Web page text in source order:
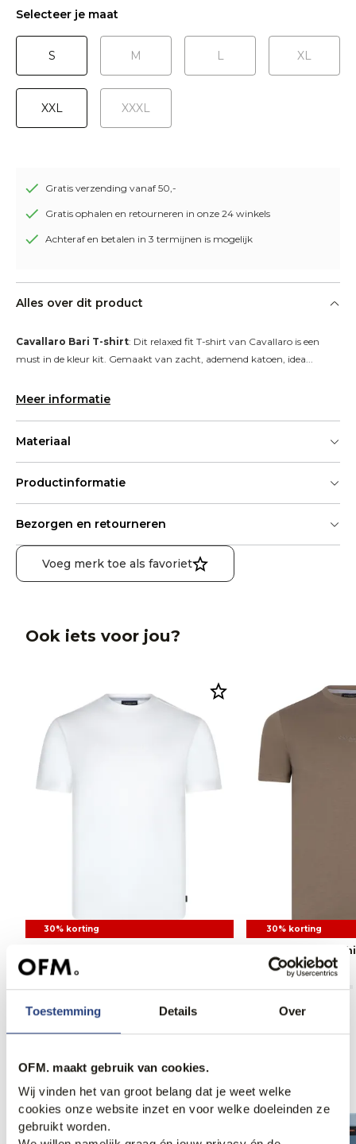
Toestemming Details Over
OFM. maakt gebruik van cookies.
Wij vinden het van groot belang dat je weet welke
cookies onze website inzet en voor welke doeleinden ze
gebruikt worden.
Selecteer je maat
S M L XL
XXL XXXL
Gratis verzending vanaf 50,-
Gratis ophalen en retourneren in onze 24 winkels
Achteraf en betalen in 3 termijnen is mogelijk
Alles over dit product
Cavallaro Bari T-shirt: Dit relaxed fit T-shirt van Cavallaro is een
must in de kleur kit. Gemaakt van zacht, ademend katoen, idea...
Meer informatie
Materiaal
Productinformatie
Bezorgen en retourneren
Voeg merk toe als favoriet
Ook iets voor jou?
30% korting
59,95
41,95
30% korting
Cavallaro Bari T-
59,95
41,95
Anderen bekeken ook